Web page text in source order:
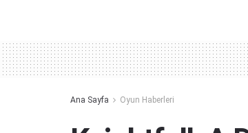
Ana Sayfa Oyun Haberleri